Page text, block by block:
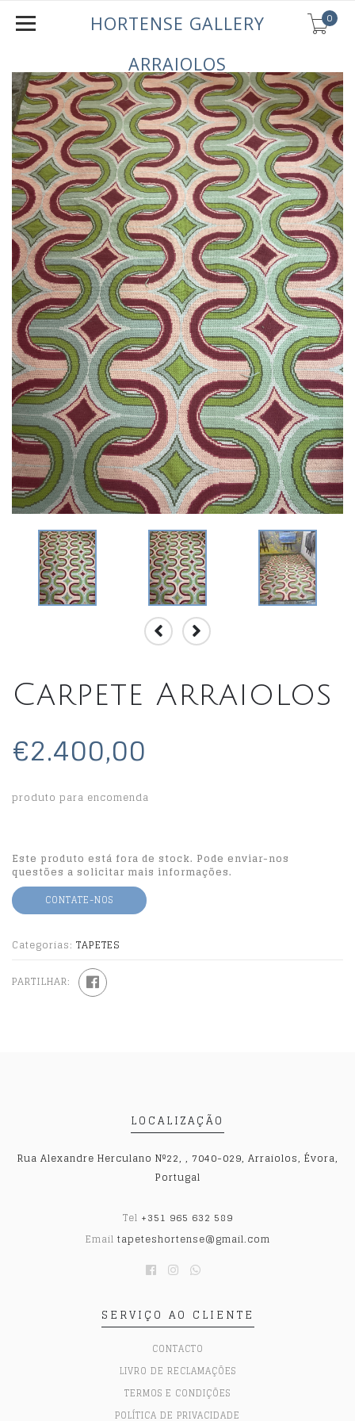
HORTENSE GALLERY
ARRAIOLOS
0
Carpete Arraiolos
€2.400,00
produto para encomenda
Este produto está fora de stock. Pode enviar-nos
questões a solicitar mais informações.
CONTATE-NOS
Categorias: TAPETES
PARTILHAR:
LOCALIZAÇÃO
Rua Alexandre Herculano Nº22, , 7040-029, Arraiolos, Évora,
Portugal
Tel +351 965 632 589
Email tapeteshortense@gmail.com
SERVIÇO AO CLIENTE
CONTACTO
LIVRO DE RECLAMAÇÕES
TERMOS E CONDIÇÕES
POLÍTICA DE PRIVACIDADE